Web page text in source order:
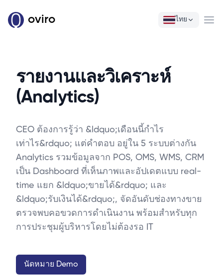
oviro ไทย
รายงานและวิเคราะห์
(Analytics)
CEO ต้องการรู้ว่า &ldquo;เดือนนี้กำไร
เท่าไร&rdquo; แต่คำตอบ อยู่ใน 5 ระบบต่างกัน
Analytics รวมข้อมูลจาก POS, OMS, WMS, CRM
เป็น Dashboard ที่เห็นภาพและอัปเดตแบบ real-
time แยก &ldquo;ขายได้&rdquo; และ
&ldquo;รับเงินได้&rdquo;, จัดอันดับช่องทางขาย
ตรวจพบคอขวดการดำเนินงาน พร้อมสำหรับทุก
การประชุมผู้บริหารโดยไม่ต้องรอ IT
นัดหมาย Demo